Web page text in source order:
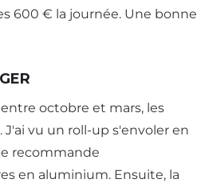
600 € la journée. Une bonne
octobre et mars, les
vu un roll-up s'envoler en
recommande
en aluminium. Ensuite, la